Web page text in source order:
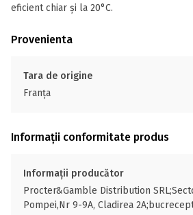
eficient chiar și la 20°C.
Provenienta
Tara de origine
Franţa
Informații conformitate produs
Informații producător
Procter&Gamble Distribution
Pompei,Nr 9-9A, Cladirea